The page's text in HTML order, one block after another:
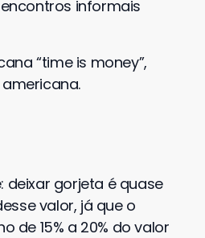
informais
“time is money”,
deixar gorjeta é quase
valor, já que o
de 15% a 20% do valor